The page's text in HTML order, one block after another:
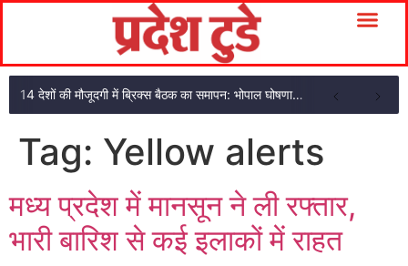
14 देशों की मौजूदगी में ब्रिक्स बैठक का समापन: भोपाल घोषणा पत्र अपनाया
Tag: Yellow alerts
मध्य प्रदेश में मानसून ने ली रफ्तार,
भारी बारिश से कई इलाकों में राहत